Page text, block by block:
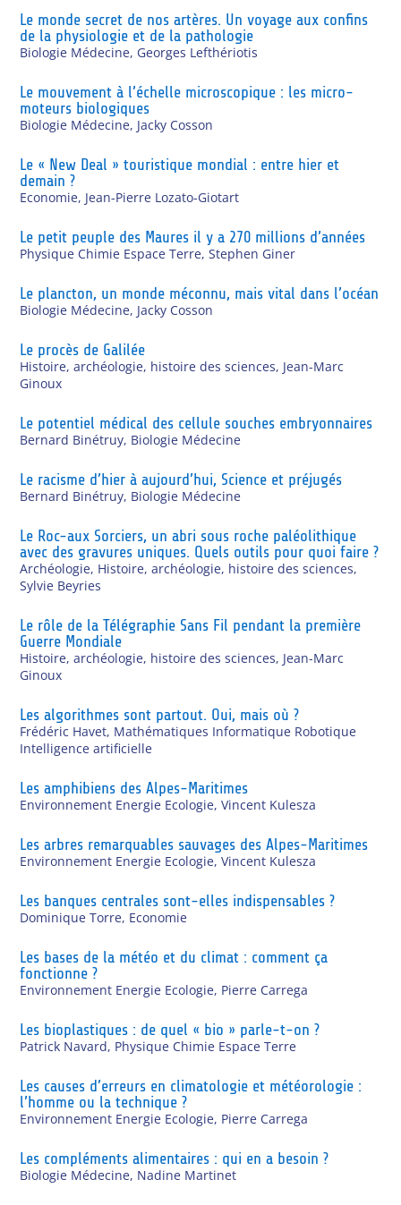
Le monde secret de nos artères. Un voyage aux confins
de la physiologie et de la pathologie
Biologie Médecine, Georges Lefthériotis
Le mouvement à l’échelle microscopique : les micro-
moteurs biologiques
Biologie Médecine, Jacky Cosson
Le « New Deal » touristique mondial : entre hier et
demain ?
Economie, Jean-Pierre Lozato-Giotart
Le petit peuple des Maures il y a 270 millions d’années
Physique Chimie Espace Terre,Stephen Giner
Le plancton, un monde méconnu, mais vital dans l’océan
Biologie Médecine, Jacky Cosson
Le procès de Galilée
Histoire, archéologie, histoire des sciences, Jean-Marc
Ginoux
Le potentiel médical des cellule souches embryonnaires
Bernard Binétruy, Biologie Médecine
Le racisme d’hier à aujourd’hui, Science et préjugés
Bernard Binétruy, Biologie Médecine
Le Roc-aux Sorciers, un abri sous roche paléolithique
avec des gravures uniques. Quels outils pour quoi faire ?
Archéologie, Histoire, archéologie, histoire des sciences,
Sylvie Beyries
Le rôle de la Télégraphie Sans Fil pendant la première
Guerre Mondiale
Histoire, archéologie, histoire des sciences, Jean-Marc
Ginoux
Les algorithmes sont partout. Oui, mais où ?
Frédéric Havet, Mathématiques Informatique Robotique
Intelligence artificielle
Les amphibiens des Alpes-Maritimes
Environnement Energie Ecologie,Vincent Kulesza
Les arbres remarquables sauvages des Alpes-Maritimes
Environnement Energie Ecologie,Vincent Kulesza
Les banques centrales sont-elles indispensables ?
Dominique Torre, Economie
Les bases de la météo et du climat : comment ça
fonctionne ?
Environnement Energie Ecologie, Pierre Carrega
Les bioplastiques : de quel « bio » parle-t-on ?
Patrick Navard, Physique Chimie Espace Terre
Les causes d’erreurs en climatologie et météorologie :
l’homme ou la technique ?
Environnement Energie Ecologie, Pierre Carrega
Les compléments alimentaires : qui en a besoin ?
Biologie Médecine, Nadine Martinet